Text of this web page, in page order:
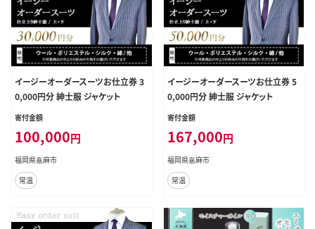
イージーオーダースーツお仕立券 3
0,000円分 紳士服 ジャケット
寄付金額
100,000円
福岡県嘉麻市
常温
イージーオーダースーツお仕立券 5
0,000円分 紳士服 ジャケット
寄付金額
167,000円
福岡県嘉麻市
常温